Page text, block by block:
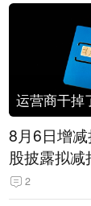
8月6日增
股披露拟
公司披露拟
2